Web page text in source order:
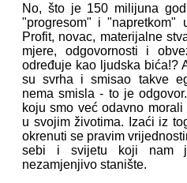
No, što je 150 milijuna
"progresom" i "napretkom"
Profit, novac, materijalne
mjere, odgovornosti i
određuje kao ljudska bića!?
su svrha i smisao takve
nema smisla - to je
koju smo već odavno
u svojim životima. Izaći iz
okrenuti se pravim
sebi i svijetu koji nam
nezamjenjivo stanište.